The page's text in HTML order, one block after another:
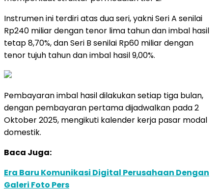
Instrumen ini terdiri atas dua seri, yakni Seri A senilai
Rp240 miliar dengan tenor lima tahun dan imbal hasil
tetap 8,70%, dan Seri B senilai Rp60 miliar dengan
tenor tujuh tahun dan imbal hasil 9,00%.
Pembayaran imbal hasil dilakukan setiap tiga bulan,
dengan pembayaran pertama dijadwalkan pada 2
Oktober 2025, mengikuti kalender kerja pasar modal
domestik.
Baca Juga:
Era Baru Komunikasi Digital Perusahaan Dengan
Galeri Foto Pers